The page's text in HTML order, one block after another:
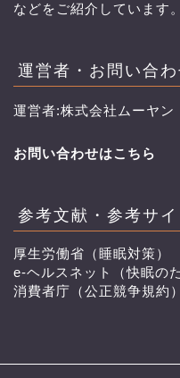
などをご紹介しています。
運営者・お問い合
運営者:株式会社ムーヤン
お問い合わせはこちら
参考文献・参考サイ
厚生労働省（睡眠対策）
e-ヘルスネット（快眠の
消費者庁（公正競争規約）